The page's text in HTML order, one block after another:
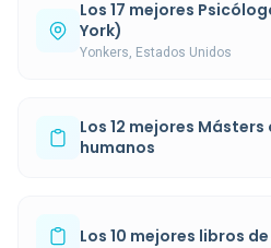
Los 17 mejores
York)
Yonkers, Estados Unidos
Los 12 mejores
humanos
Los 10 mejores libros